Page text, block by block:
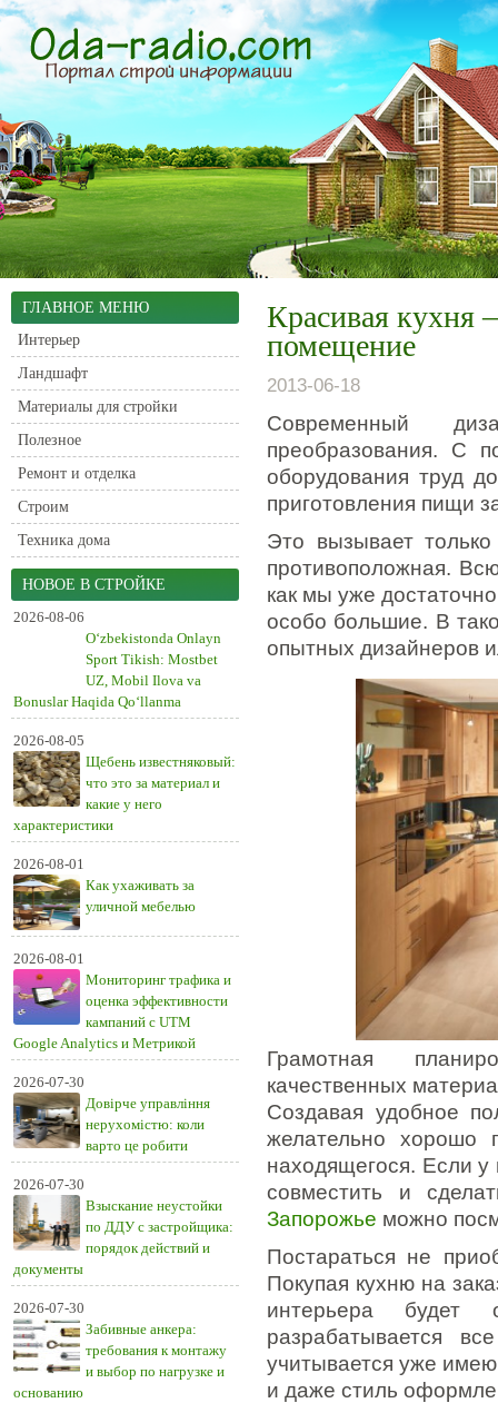
ГЛАВНОЕ МЕНЮ
Интерьер
Ландшафт
Материалы для стройки
Полезное
Ремонт и отделка
Строим
Техника дома
НОВОЕ В СТРОЙКЕ
2026-08-06
O‘zbekistonda Onlayn
Sport Tikish: Mostbet
UZ, Mobil Ilova va
Bonuslar Haqida Qo‘llanma
2026-08-05
Щебень известняковый:
что это за материал и
какие у него
характеристики
2026-08-01
Как ухаживать за
уличной мебелью
2026-08-01
Мониторинг трафика и
оценка эффективности
кампаний с UTM
Google Analytics и Метрикой
2026-07-30
Довірче управління
нерухомістю: коли
варто це робити
2026-07-30
Взыскание неустойки
по ДДУ с застройщика:
порядок действий и
документы
2026-07-30
Забивные анкера:
требования к монтажу
и выбор по нагрузке и
основанию
Красивая кухня
помещение
2013-06-18
Современный
преобразования. С
оборудования труд
приготовления пищи
Это вызывает
противоположная.
как мы уже
особо большие. В
опытных дизайнеров
Грамотная
качественных
Создавая удобное
желательно хорошо
находящегося. Если
совместить и
Запорожье можно
Постараться не
Покупая кухню на
интерьера будет
разрабатывается
учитывается уже
и даже стиль